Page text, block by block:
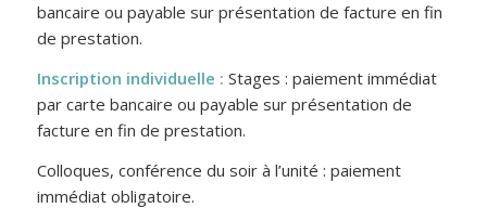
bancaire ou payable sur présentation de facture en fin
de prestation.
Inscription individuelle : Stages : paiement immédiat
par carte bancaire ou payable sur présentation de
facture en fin de prestation.
Colloques, conférence du soir à l’unité : paiement
immédiat obligatoire.